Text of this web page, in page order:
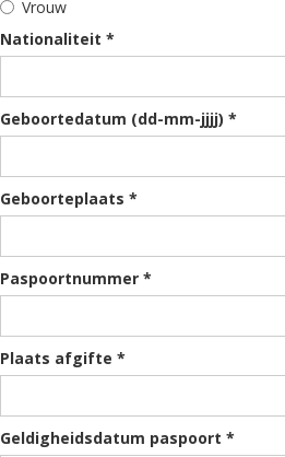
Vrouw
Nationaliteit *
Geboortedatum (dd-mm-jjjj) *
Geboorteplaats *
Paspoortnummer *
Plaats afgifte *
Geldigheidsdatum paspoort *